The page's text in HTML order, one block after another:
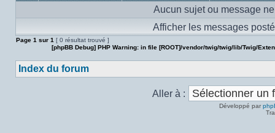
Aucun sujet ou message
Afficher les messages
Page 1 sur 1 [ 0 résultat trouvé ]
[phpBB Debug] PHP Warning: in file [ROOT]/vendor/twig/twig/lib/Twig/
Index du forum
Aller à :
Développé par